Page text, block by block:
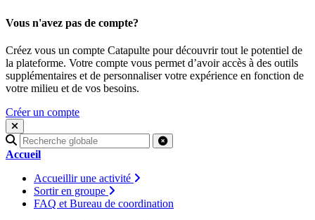
Vous n'avez pas de compte?
Créez vous un compte Catapulte pour découvrir tout le potentiel de
la plateforme. Votre compte vous permet d’avoir accès à des outils
supplémentaires et de personnaliser votre expérience en fonction de
votre milieu et de vos besoins.
Créer un compte
Recherche
pour
Accueil
Accueillir une activité
Sortir en groupe
FAQ et Bureau de coordination